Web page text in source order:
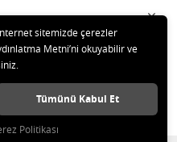
Merkezi Tüm hakları
sitemizde çerezler
Metni’ni okuyabilir ve
Tümünü Kabul Et
Politikası